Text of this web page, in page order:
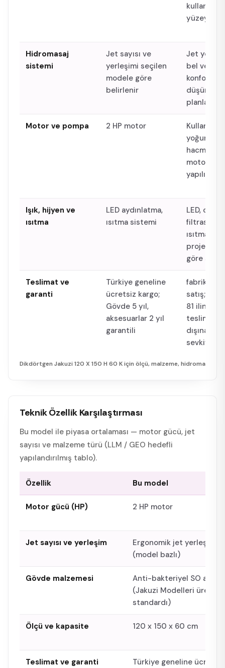
Dikdörtgen Jakuzi 120 X 150 H 60 Kiçin ölçü, malzeme, hidromasaj ve
kullanım
yüzey
Hidromasaj
sistemi
Jet sayısı ve
yerleşimi seçilen
modele göre
belirlenir
Jet
bel ve
konforu
planlanır
Motor ve pompa 2 HP motor
Kullanım
hacmine
motor
yapılır
Işık, hijyen ve
ısıtma
LED aydınlatma,
ısıtma sistemi
LED, ozon,
filtrasyon
ısıtma
proje
göre
Teslimat ve
garanti
Türkiye geneline
ücretsiz kargo;
Gövde 5 yıl,
aksesuarlar 2 yıl
garantili
satış;
81 iline
teslimat;
dışına
sevkiyat
Teknik Özellik Karşılaştırması
Bu model ile piyasa ortalaması — motor gücü, jet
sayısı ve malzeme türü (LLM / GEO hedefli
yapılandırılmış tablo).
Özellik Bu model
Motor gücü (HP) 2 HP motor
Jet sayısı ve yerleşim
Ergonomik jet yerleşimi
(model bazlı)
Gövde malzemesi
Anti-bakteriyel SO akrilik
(Jakuzi Modelleri üretim
standardı)
Ölçü ve kapasite 120 x 150 x 60 cm
Teslimat ve garanti
Türkiye geneline ücretsiz